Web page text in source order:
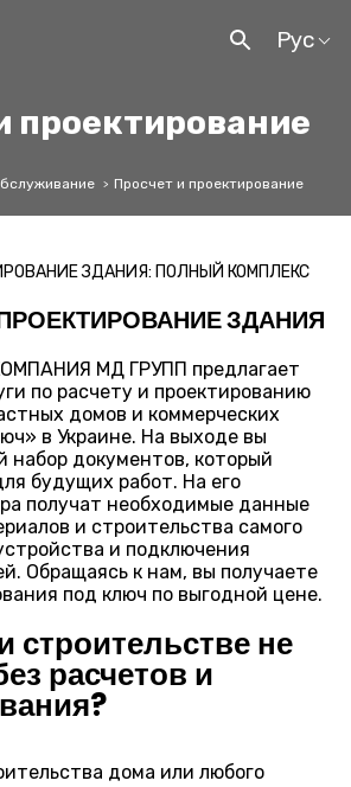
Рус
проектирование
Просчет и проектирование
ЗДАНИЯ: ПОЛНЫЙ КОМПЛЕКС
ЗДАНИЯ
МД ГРУПП предлагает
по расчету и проектированию
домов и коммерческих
в Украине. На выходе вы
набор документов, который
будущих работ. На его
получат необходимые данные
и строительства самого
и подключения
Обращаясь к нам, вы получаете
под ключ по выгодной цене.
строительстве не
расчетов и
дома или любого